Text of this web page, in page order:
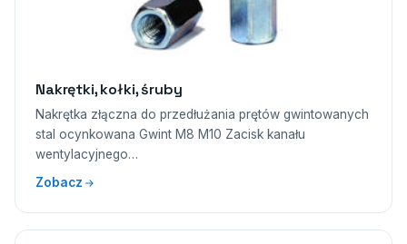
Nakrętki, kołki, śruby
Nakrętka złączna do przedłużania prętów gwintowanych
stal ocynkowana Gwint M8 M10 Zacisk kanału
wentylacyjnego…
Zobacz